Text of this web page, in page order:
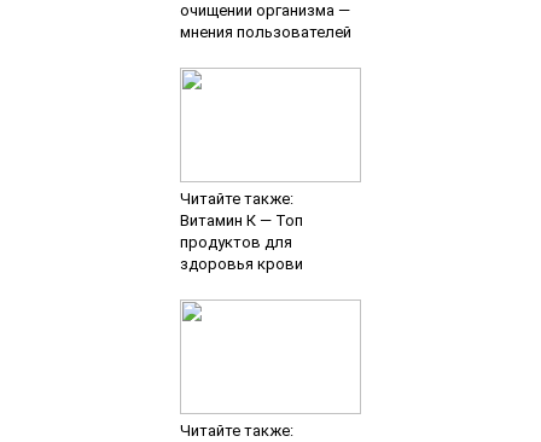
очищении организма —
мнения пользователей
Читайте также:
Витамин К — Топ
продуктов для
здоровья крови
Читайте также: